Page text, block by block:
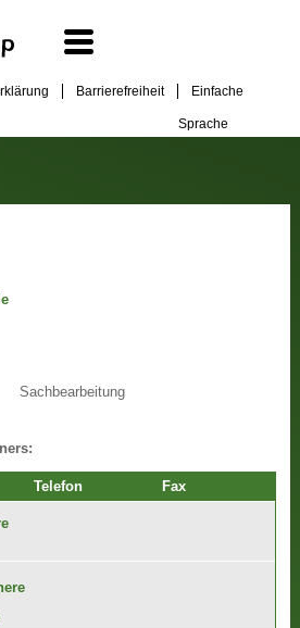
Barrierefreiheit Einfache
Sprache
Sachbearbeitung
Telefon Fax